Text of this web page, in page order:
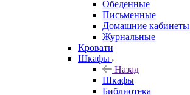
Обеденные
Письменные
Домашние кабинеты
Журнальные
Кровати
Шкафы
Назад
Шкафы
Библиотека